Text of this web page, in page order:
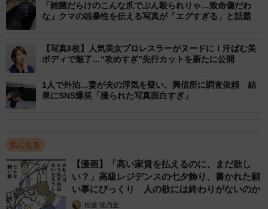
関わる顔面外傷でも最悪の類」と、X（旧：Twitter）にポス
トしていたのは、海外を拠点にする再建・形成外科医、世
掲載された想像を絶する症例に対し、多くの医師からも反
響が寄せられた。
一連の投稿に対して、「今年13件目を手術しました。いち
吻合で再接着。顔面移植ってこんな感じなのかと思いまし
た」とコメントしていたのは、医学部附属病院の形成外科
医、ぽっぺん師匠（@2DVDinmVxMeTJjp）さん。
ぽっぺん師匠先生によると、通常は年に1件あるかどうかと
「雑菌だらけのこんな爪でぶん殴られりゃ…致命傷だわ
な」クマの凶暴性を伝える写真が「エグすぎる」と話題
【写真8枚】人気美女プロレスラーがヌードに！汗ばむ美
ボディで魅了…“攻めすぎ”先行カットを新たに公開
1人で外泊…妻が夫の浮気を疑い、興信所に調査依頼 結
果にSNS爆笑「撮られた写真面白すぎ」
気になる
【漫画】「高い家賃を払えるのに、まだ欲し
い？」高級レジデンスの七夕飾り、書かれた願
い事にびっくり 人の欲には終わりがないのか
松波 穂乃圭